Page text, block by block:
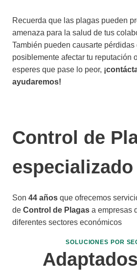
Recuerda que las plagas pueden
amenaza para la salud de tus
También pueden causarte
posiblemente afectar tu reputación
esperes que pase lo peor,
ayudaremos!
Control de
especializado
Son 44 años que ofrecemos
de Control de Plagas a empresas
diferentes sectores económicos
SOLUCIONES POR